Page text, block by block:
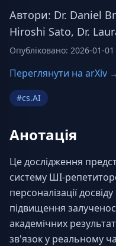
Автори: Dr. Daniel
Hiroshi Sato, Dr.
Опубліковано: 2026-01-01
Переглянути на arXiv
#cs.AI
Анотація
Це дослідження
систему ШІ-
персоналізації
підвищення
академічних
зв'язок у реальному